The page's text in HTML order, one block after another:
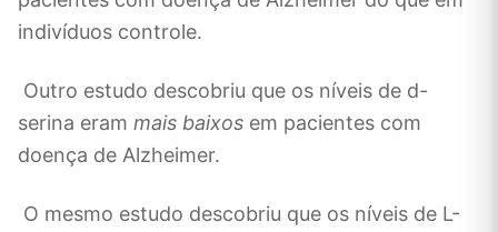
indivíduos controle.
Outro estudo descobriu que os níveis de d-
serina eram mais baixos em pacientes com
doença de Alzheimer.
O mesmo estudo descobriu que os níveis de L-